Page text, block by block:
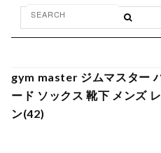
gym master ジムマスター
ード ソックス 靴下 メンズ
ン(42)